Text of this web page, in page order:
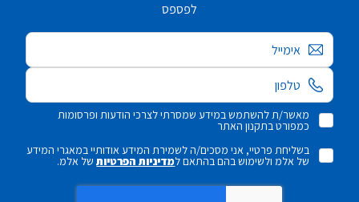
לפספס
אימייל
מאשר/ת להשתמש במידע שמסרתי לצרכי הודעות ופרסומות
כמפורט בתקנון האתר
בשליחת פרטיי, אני מסכים/ה לשמירת המידע אודותיי במאגרי המידע
של אלמ ולשימוש בהם בהתאם למדיניות הפרטיותשל אלמ.